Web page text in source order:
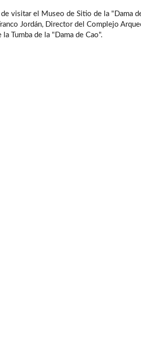
visitar el Museo de Sitio de la "Dama
Jordán, Director del Complejo
Tumba de la "Dama de Cao".